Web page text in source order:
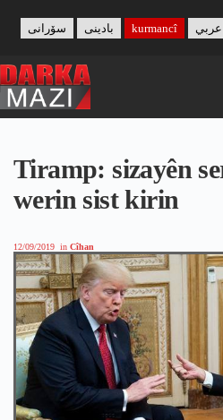
content
بادینی سۆرانی kurmancî عربي
Tiramp: sizayên
werin sist kirin
12/09/2019 in Cîhan